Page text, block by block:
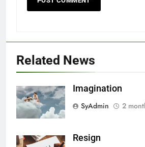
Related News
Imagination
SyAdmin
2
Resign